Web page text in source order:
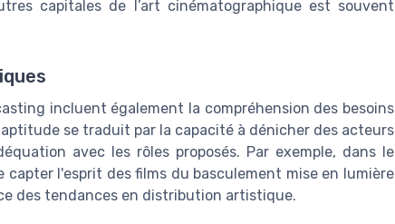
capitales de l’art cinématographique est souvent
incluent également la compréhension des besoins
se traduit par la capacité à dénicher des acteurs
avec les rôles proposés. Par exemple, dans le
l'esprit des films du basculement mise en lumière
des tendances en distribution artistique.